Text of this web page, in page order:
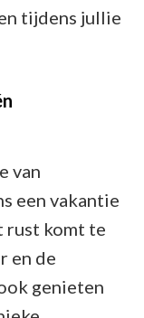
tijdens jullie
van
een vakantie
rust komt te
en de
genieten